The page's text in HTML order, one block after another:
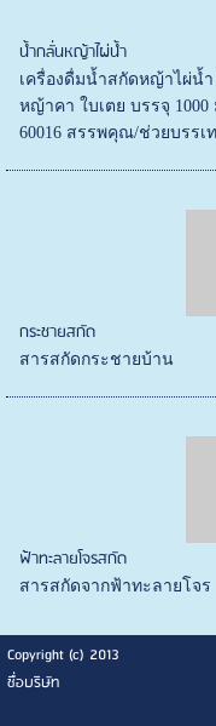
น้ำกลั่นหญ้าไผ่น้ำ
เครื่องดื่มน้ำสกัดหญ้าไผ่น้
หญ้าคา ใบเตย บรรจุ
60016 สรรพคุณ/ช่วยบรรเ
กระชายสกัด
สารสกัดกระชายบ้าน
ฟ้าทะลายโจรสกัด
สารสกัดจากฟ้าทะลายโจร
Copyright (c) 2013
ชื่อบริษัท